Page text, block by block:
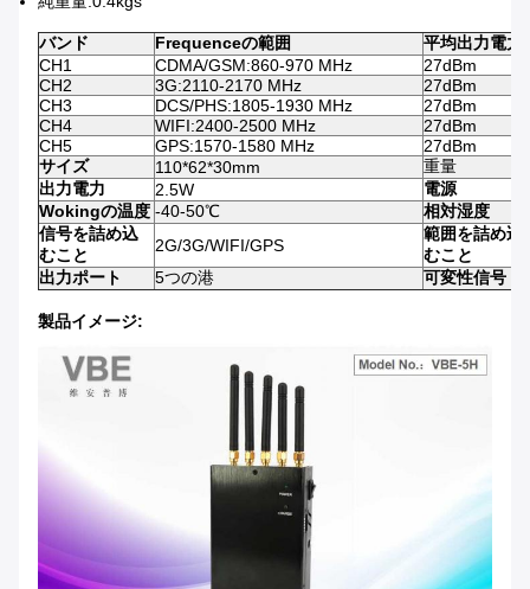
バンド Frequenceの範囲
平均出力電力
CH1
CDMA/GSM:860-970 MHz
27dBm
CH2
3G:2110-2170 MHz
27dBm
CH3
DCS/PHS:1805-1930 MHz
27dBm
CH4
WIFI:2400-2500 MHz
27dBm
CH5
GPS:1570-1580 MHz
27dBm
サイズ
110*62*30mm
重量
出力電力
2.5W
電源
Wokingの温度 -40-50℃
相対湿度
信号を詰め込
むこと
2G/3G/WIFI/GPS
範囲を詰め込
むこと
出力ポート
5つの港 可変性信号
製品イメージ: